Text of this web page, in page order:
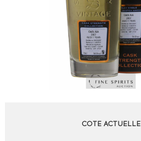
COTE ACTUELLE